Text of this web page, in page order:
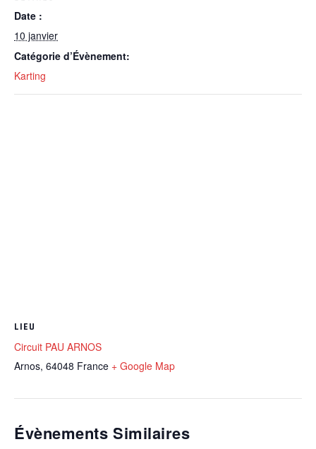
Date :
10 janvier
Catégorie d’Évènement:
Karting
LIEU
Circuit PAU ARNOS
Arnos, 64048 France + Google Map
Évènements Similaires